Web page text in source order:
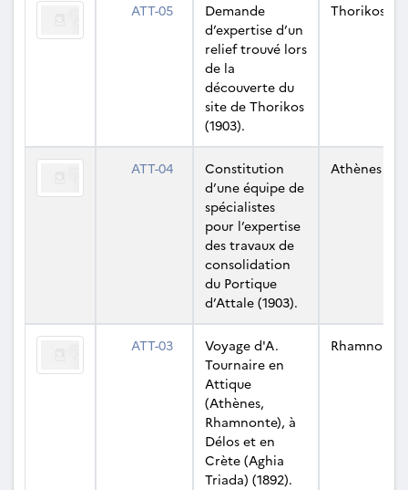
ATT-05
Demande
d’expertise d’un
relief trouvé lors
de la
découverte du
site de Thorikos
(1903).
Thorikos
ATT-04
Constitution
d’une équipe de
spécialistes
pour l’expertise
des travaux de
consolidation
du Portique
d’Attale (1903).
Athènes
ATT-03
Voyage d'A.
Tournaire en
Attique
(Athènes,
Rhamnonte), à
Délos et en
Crète (Aghia
Triada) (1892).
Rhamnonte